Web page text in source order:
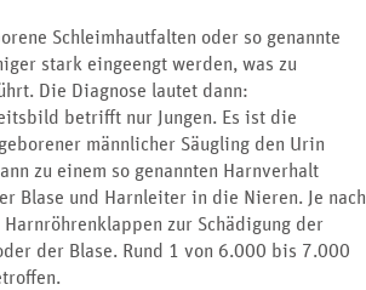
Schleimhautfalten oder so genannte
stark eingeengt werden, was zu
Die Diagnose lautet dann:
betrifft nur Jungen. Es ist die
männlicher Säugling den Urin
zu einem so genannten Harnverhalt
Blase und Harnleiter in die Nieren. Je nach
zur Schädigung der
der Blase. Rund 1 von 6.000 bis 7.000